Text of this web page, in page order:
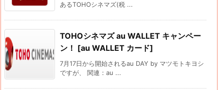
あるTOHOシネマズ(税 ...
TOHOシネマズ au WALLET キャンペー
ン！ [au WALLET カード]
7月17日から開始されるau DAY by マツモトキヨシ
ですが、 関連：au ...